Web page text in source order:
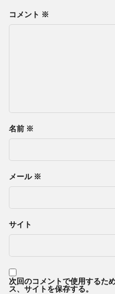
コメント ※
名前 ※
メール ※
サイト
次回のコメントで使用するた
ス、サイトを保存する。